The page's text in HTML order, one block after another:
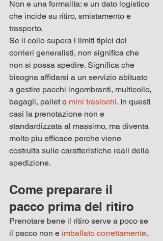
Non e una formalita: e un dato logistico
che incide su ritiro, smistamento e
trasporto.
Se il collo supera i limiti tipici dei
corrieri generalisti, non significa che
non si possa spedire. Significa che
bisogna affidarsi a un servizio abituato
a gestire pacchi ingombranti, multicollo,
bagagli, pallet o mini traslochi. In questi
casi la prenotazione non e
standardizzata al massimo, ma diventa
molto piu efficace perche viene
costruita sulle caratteristiche reali della
spedizione.
Come preparare il
pacco prima del ritiro
Prenotare bene il ritiro serve a poco se
il pacco non e imballato correttamente.